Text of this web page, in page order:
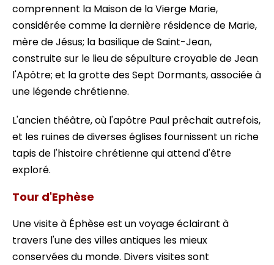
comprennent la Maison de la Vierge Marie,
considérée comme la dernière résidence de Marie,
mère de Jésus; la basilique de Saint-Jean,
construite sur le lieu de sépulture croyable de Jean
l'Apôtre; et la grotte des Sept Dormants, associée à
une légende chrétienne.
L'ancien théâtre, où l'apôtre Paul prêchait autrefois,
et les ruines de diverses églises fournissent un riche
tapis de l'histoire chrétienne qui attend d'être
exploré.
Tour d'Ephèse
Une visite à Éphèse est un voyage éclairant à
travers l'une des villes antiques les mieux
conservées du monde. Divers visites sont